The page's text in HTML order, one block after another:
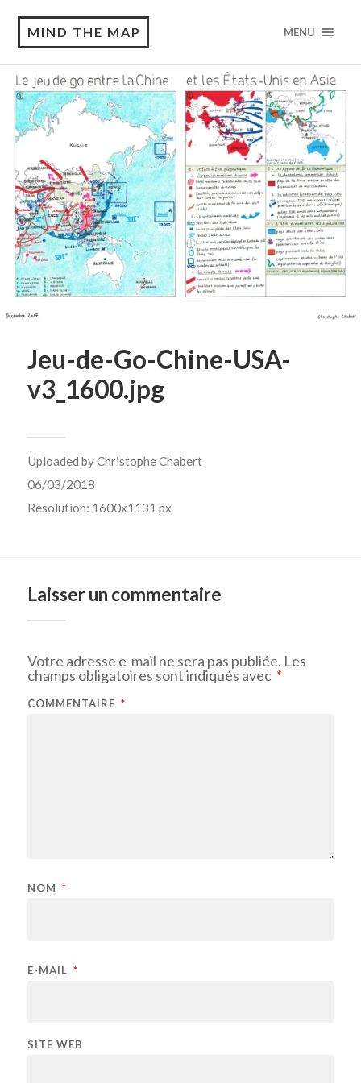
MIND THE MAP MENU
Jeu-de-Go-Chine-USA-
v3_1600.jpg
Uploaded byChristophe Chabert
06/03/2018
Resolution: 1600x1131 px
Laisser un commentaire
Votre adresse e-mail ne sera pas publiée. Les
champs obligatoires sont indiqués avec *
COMMENTAIRE *
NOM *
E-MAIL *
SITE WEB